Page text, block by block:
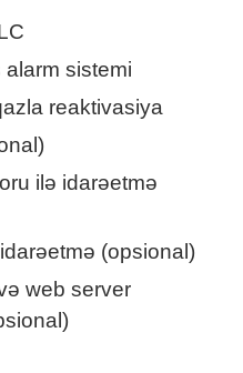
alarm sistemi
reaktivasiya
ilə idarəetmə
(opsional)
web server